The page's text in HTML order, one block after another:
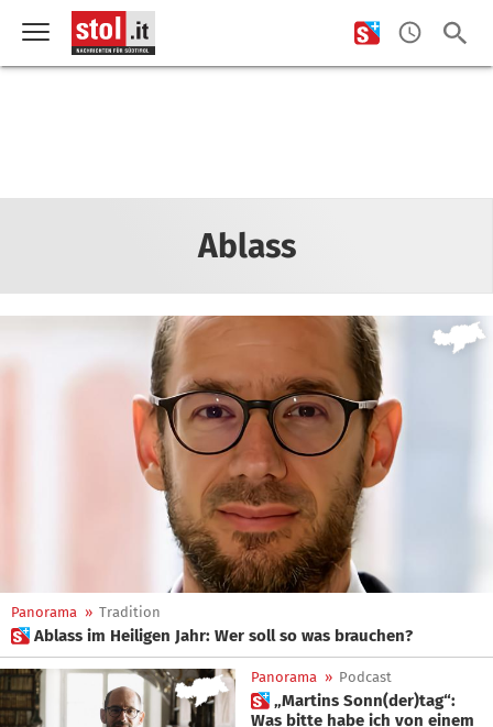
Ablass
Panorama » Tradition
 Ablass im Heiligen Jahr: Wer soll so was brauchen?
Panorama » Podcast
 „Martins Sonn(der)tag“:
Was bitte habe ich von einem